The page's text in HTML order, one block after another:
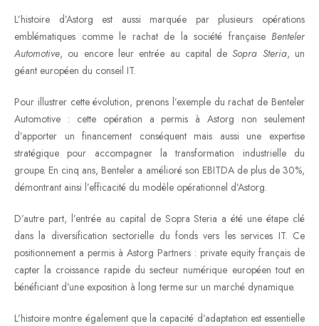
L’histoire d’Astorg est aussi marquée par plusieurs opérations
emblématiques comme le rachat de la société française Benteler
Automotive, ou encore leur entrée au capital deSopra Steria, un
géant européen du conseil IT.
Pour illustrer cette évolution, prenons l’exemple du rachat de Benteler
Automotive : cette opération a permis à Astorg non seulement
d’apporter un financement conséquent mais aussi une expertise
stratégique pour accompagner la transformation industrielle du
groupe. En cinq ans, Benteler a amélioré son EBITDA de plus de 30%,
démontrant ainsi l’efficacité du modèle opérationnel d’Astorg.
D’autre part, l’entrée au capital de Sopra Steria a été une étape clé
dans la diversification sectorielle du fonds vers les services IT. Ce
positionnement a permis à Astorg Partners : private equity français de
capter la croissance rapide du secteur numérique européen tout en
bénéficiant d’une exposition à long terme sur un marché dynamique.
L’histoire montre également que la capacité d’adaptation est essentielle